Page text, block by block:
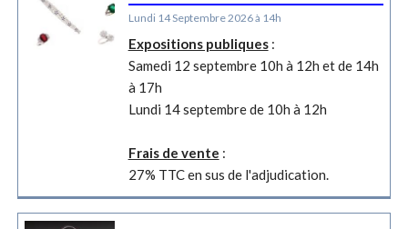
Lundi 14 Septembre 2026 à 14h
Expositions publiques:
Samedi 12 septembre 10h à 12h et de 14h
à 17h
Lundi 14 septembre de 10h à 12h
Frais de vente :
27% TTC en sus de l'adjudication.